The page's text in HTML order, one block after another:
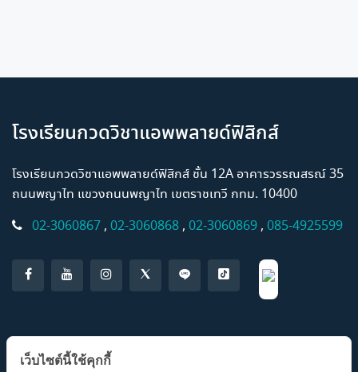
โรงเรียนกวดวิชาแอพพลายด์ฟิสิกส์
โรงเรียนกวดวิชาแอพพลายด์ฟิสิกส์ ชั้น 12A อาคารวรรณสรณ์ 35
ถนนพญาไท แขวงถนนพญาไท เขตราชเทวี กทม. 10400
02-3060867 , 02-3060868 , 02-3060869 , 085-4925599
แอปพลิเคชั่น AP Classroom
เว็บไซต์นี้ใช้คุกกี้